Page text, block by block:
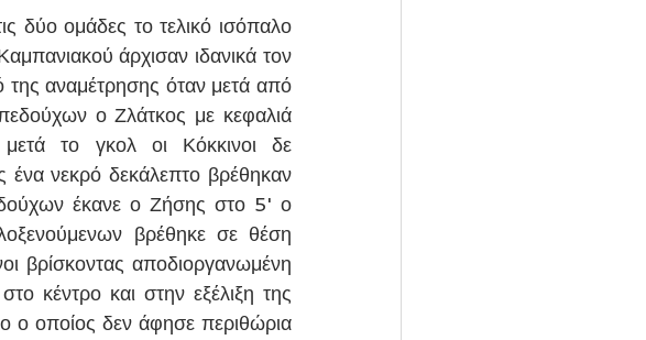
δύο ομάδες το τελικό ισόπαλο
άρχισαν ιδανικά τον
της αναμέτρησης όταν μετά από
ο Ζλάτκος με κεφαλιά
το γκολ οι Κόκκινοι δε
ένα νεκρό δεκάλεπτο βρέθηκαν
έκανε ο Ζήσης στο 5' ο
βρέθηκε σε θέση
βρίσκοντας αποδιοργανωμένη
κέντρο και στην εξέλιξη της
ο οποίος δεν άφησε περιθώρια